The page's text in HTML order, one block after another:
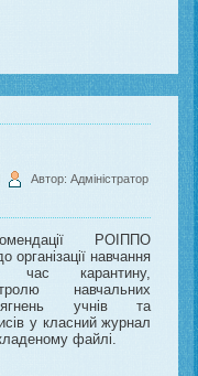
Автор: Адміністратор
РОІППО
організації навчання
час карантину,
навчальних
учнів та
у класний журнал
файлі.